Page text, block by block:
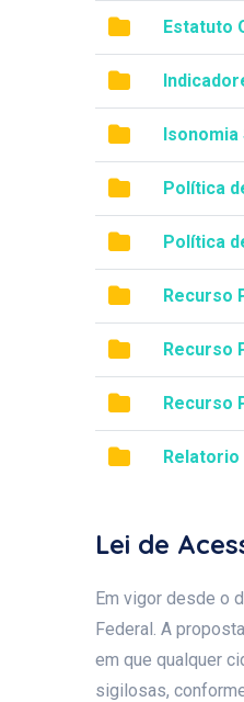
Estatuto
Isonomia
Política
Política
Recurso
Recurso
Recurso
Relatorio
Lei de
Em vigor desde o
Federal. A
em que qualquer
sigilosas,